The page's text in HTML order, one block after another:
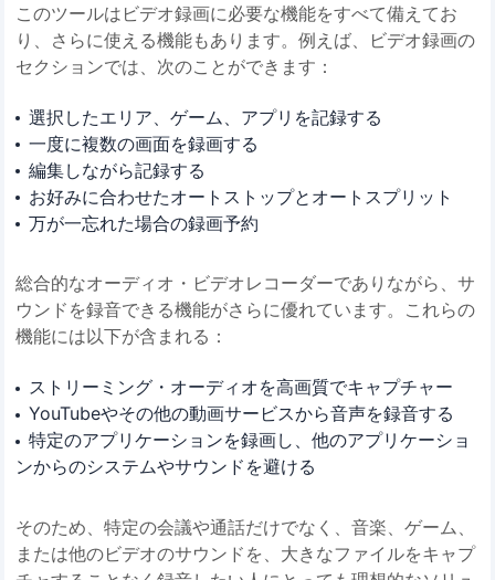
このツールはビデオ録画に必要な機能をすべて備えてお
り、さらに使える機能もあります。例えば、ビデオ録画の
セクションでは、次のことができます：
選択したエリア、ゲーム、アプリを記録する
一度に複数の画面を録画する
編集しながら記録する
お好みに合わせたオートストップとオートスプリット
万が一忘れた場合の録画予約
総合的なオーディオ・ビデオレコーダーでありながら、サ
ウンドを録音できる機能がさらに優れています。これらの
機能には以下が含まれる：
ストリーミング・オーディオを高画質でキャプチャー
YouTubeやその他の動画サービスから音声を録音する
特定のアプリケーションを録画し、他のアプリケーショ
ンからのシステムやサウンドを避ける
そのため、特定の会議や通話だけでなく、音楽、ゲーム、
または他のビデオのサウンドを、大きなファイルをキャプ